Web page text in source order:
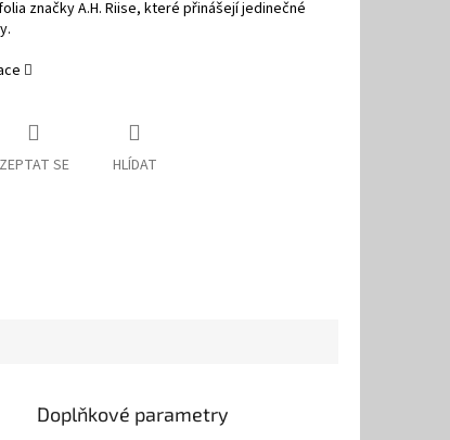
značky A.H. Riise, které přinášejí jedinečné
ZEPTAT SE HLÍDAT
Doplňkové parametry